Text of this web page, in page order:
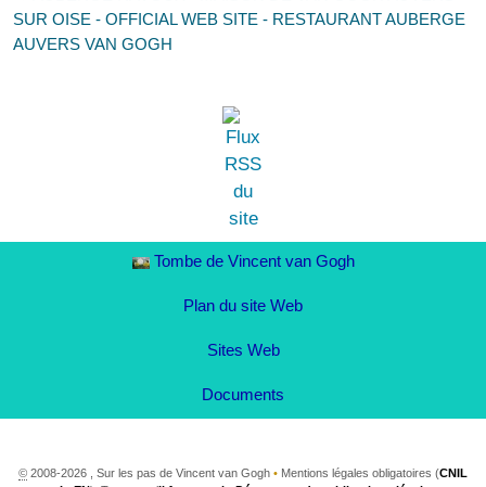
SUR OISE - OFFICIAL WEB SITE - RESTAURANT AUBERGE
AUVERS VAN GOGH
Tombe de Vincent van Gogh
Plan du site Web
Sites Web
Documents
© 2008-2026 , Sur les pas de Vincent van Gogh • Mentions légales obligatoires (CNIL